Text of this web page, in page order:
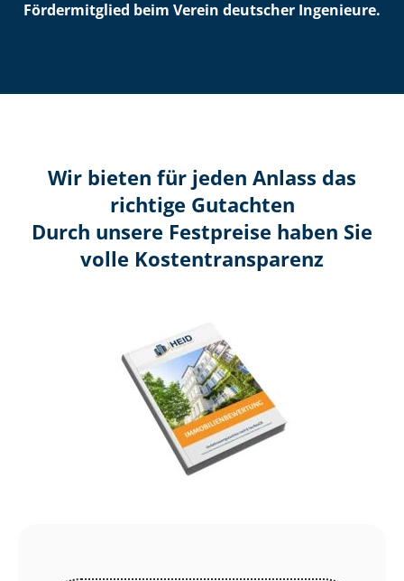
Fördermitglied beim Verein deutscher Ingenieure.
Wir bieten für jeden Anlass das
richtige Gutachten
Durch unsere Festpreise haben Sie
volle Kosten­transparenz